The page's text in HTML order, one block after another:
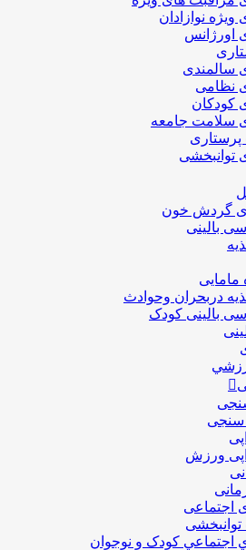
ويژه نوازادان
اورژانس
سالمندی
نظامی
کودکان
سلامت جامعه
پرستاری
توانبخشی
گردش خون
بالینی
دربحران وحوادث
بالینی کودک
سنجی
ورزش
اجتماعی
اجتماعي کودک و نوجوان